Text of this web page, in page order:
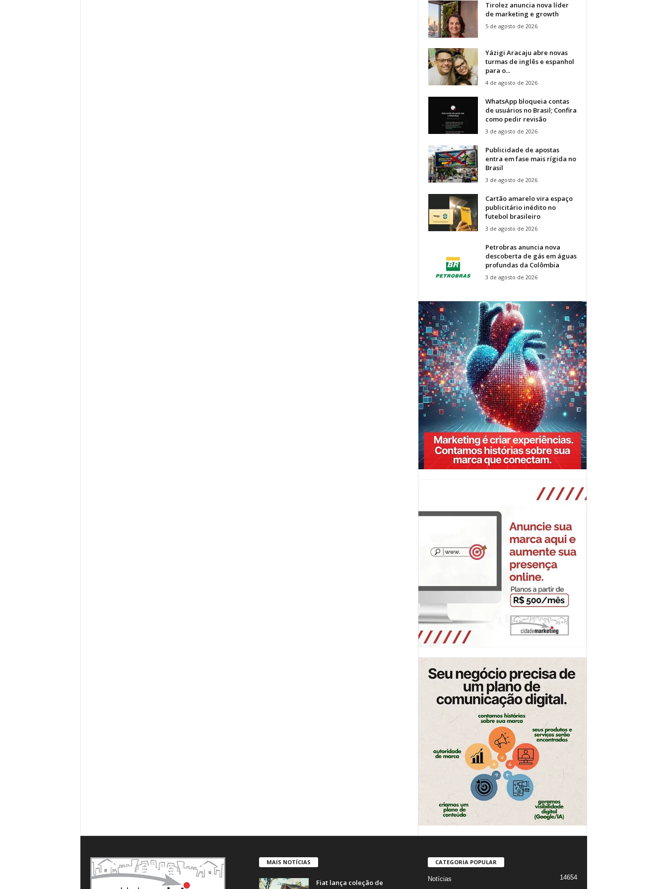
Tirolez anuncia nova líder
de marketing e growth
5 de agosto de 2026
Yázigi Aracaju abre novas
turmas de inglês e espanhol
para o...
4 de agosto de 2026
WhatsApp bloqueia contas
de usuários no Brasil; Confira
como pedir revisão
3 de agosto de 2026
Publicidade de apostas
entra em fase mais rígida no
Brasil
3 de agosto de 2026
Cartão amarelo vira espaço
publicitário inédito no
futebol brasileiro
3 de agosto de 2026
Petrobras anuncia nova
descoberta de gás em águas
profundas da Colômbia
3 de agosto de 2026
MAIS NOTÍCIAS
Fiat lança coleção de
CATEGORIA POPULAR
Notícias
14654